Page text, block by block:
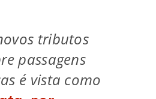
tributos
passagens
é vista como